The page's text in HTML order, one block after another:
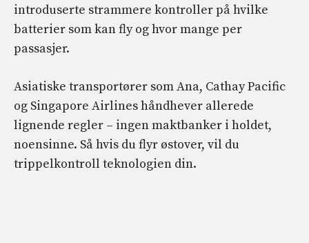
introduserte strammere kontroller på hvilke
batterier som kan fly og hvor mange per
passasjer.
Asiatiske transportører som Ana, Cathay Pacific
og Singapore Airlines håndhever allerede
lignende regler – ingen maktbanker i holdet,
noensinne. Så hvis du flyr østover, vil du
trippelkontroll teknologien din.